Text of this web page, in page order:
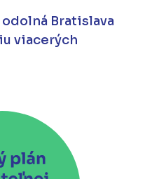
Bratislava
viacerých